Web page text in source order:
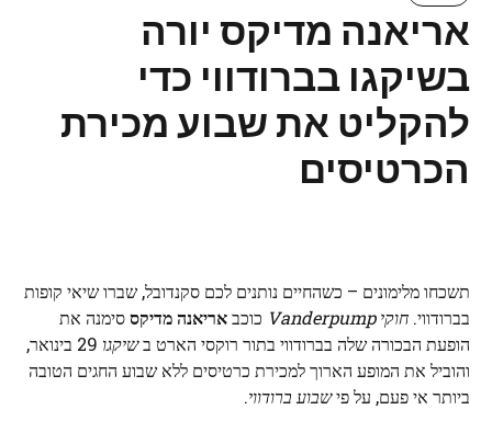
אריאנה מדיקס יורה
בשיקגו בברודווי כדי
להקליט את שבוע מכירת
הכרטיסים
תשכחו מלימונים – כשהחיים נותנים לכם סקנדובל, שברו שיאי קופות
בברודווי. חוקי Vanderpump כוכבאריאנה מדיקססימנה את
הופעת הבכורה שלה בברודווי בתור רוקסי הארט בשיקגו
29 בינואר,
והוביל את המופע הארוך למכירת כרטיסים ללא שבוע החגים הטובה
ביותר אי פעם, על פישבוע ברודווי.